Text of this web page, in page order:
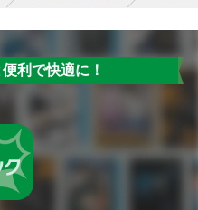
利で快適に！